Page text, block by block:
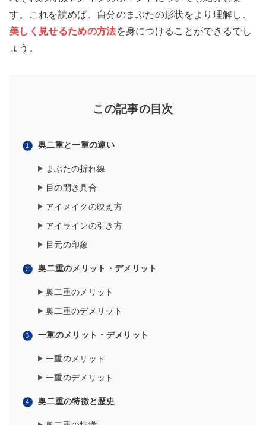
す。これを読めば、自分のまぶたの形状をより理解し、
美しく見せるための方法を身につけることができるでし
ょう。
この記事の目次
奥二重と一重の違い
まぶたの折れ線
目の開き具合
アイメイクの映え方
アイラインの引き方
目元の印象
奥二重のメリット・デメリット
奥二重のメリット
奥二重のデメリット
一重のメリット・デメリット
一重のメリット
一重のデメリット
奥二重の特徴と歴史